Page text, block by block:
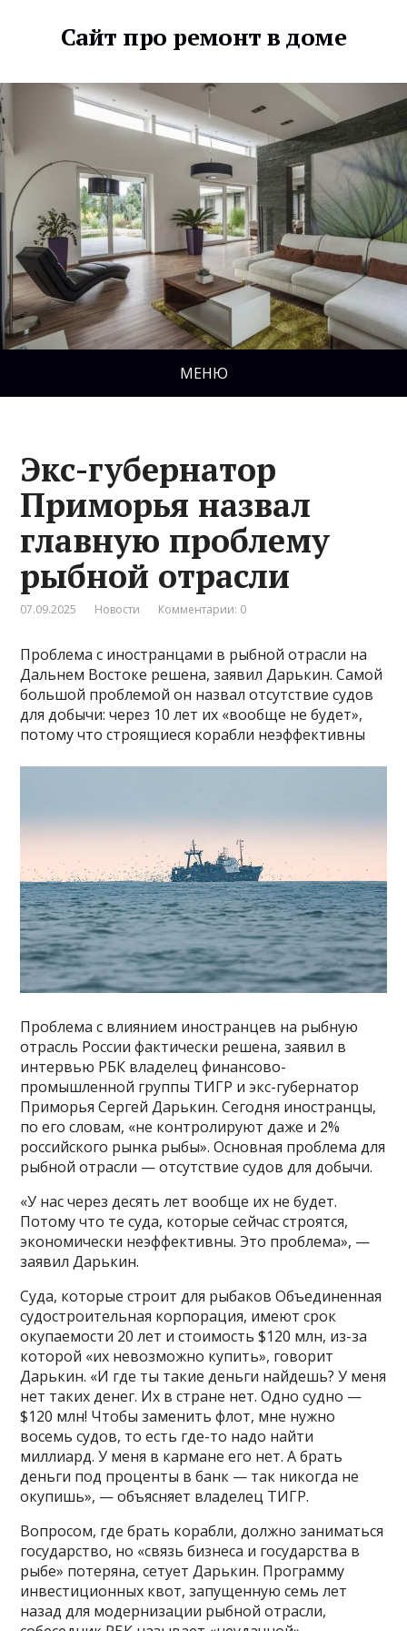
Сайт про ремонт в доме
МЕНЮ
Экс-губернатор
Приморья назвал
главную проблему
рыбной отрасли
07.09.2025 Новости Комментарии: 0
Проблема с иностранцами в рыбной отрасли на
Дальнем Востоке решена, заявил Дарькин. Самой
большой проблемой он назвал отсутствие судов
для добычи: через 10 лет их «вообще не будет»,
потому что строящиеся корабли неэффективны
Проблема с влиянием иностранцев на рыбную
отрасль России фактически решена, заявил в
интервью РБК владелец финансово-
промышленной группы ТИГР и экс-губернатор
Приморья Сергей Дарькин. Сегодня иностранцы,
по его словам, «не контролируют даже и 2%
российского рынка рыбы». Основная проблема для
рыбной отрасли — отсутствие судов для добычи.
«У нас через десять лет вообще их не будет.
Потому что те суда, которые сейчас строятся,
экономически неэффективны. Это проблема», —
заявил Дарькин.
Суда, которые строит для рыбаков Объединенная
судостроительная корпорация, имеют срок
окупаемости 20 лет и стоимость $120 млн, из-за
которой «их невозможно купить», говорит
Дарькин. «И где ты такие деньги найдешь? У меня
нет таких денег. Их в стране нет. Одно судно —
$120 млн! Чтобы заменить флот, мне нужно
восемь судов, то есть где-то надо найти
миллиард. У меня в кармане его нет. А брать
деньги под проценты в банк — так никогда не
окупишь», — объясняет владелец ТИГР.
Вопросом, где брать корабли, должно заниматься
государство, но «связь бизнеса и государства в
рыбе» потеряна, сетует Дарькин. Программу
инвестиционных квот, запущенную семь лет
назад для модернизации рыбной отрасли,